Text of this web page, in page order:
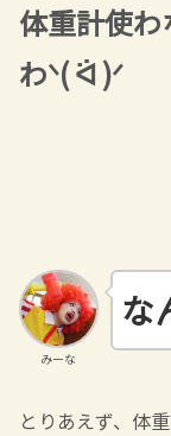
体重計使
わᐠ( ᐛ )ᐟ
みーな
な
とりあえず、体